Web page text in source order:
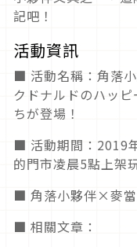
記吧！
活動資訊
■ 活動名稱：角落
クドナルドのハッ
ちが登場！
■ 活動期間：2019
的門市凌晨5點上架
■ 角落小夥伴×麥
■ 相關文章：